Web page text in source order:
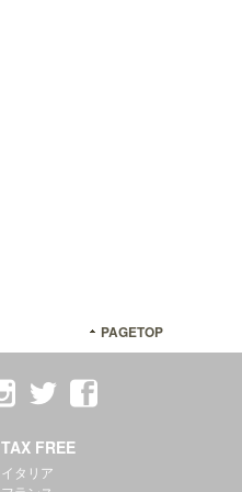
PAGETOP
TAX FREE
イタリア